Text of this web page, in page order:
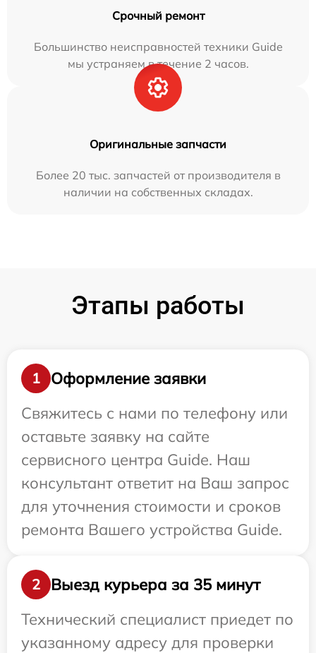
Срочный ремонт
Большинство неисправностей техники Guide
мы устраняем в течение 2 часов.
Оригинальные запчасти
Более 20 тыс. запчастей от производителя в
наличии на собственных складах.
Этапы работы
1
Оформление заявки
Свяжитесь с нами по телефону или
оставьте заявку на сайте
сервисного центра Guide. Наш
консультант ответит на Ваш запрос
для уточнения стоимости и сроков
ремонта Вашего устройства Guide.
2
Выезд курьера за 35 минут
Технический специалист приедет по
указанному адресу для проверки